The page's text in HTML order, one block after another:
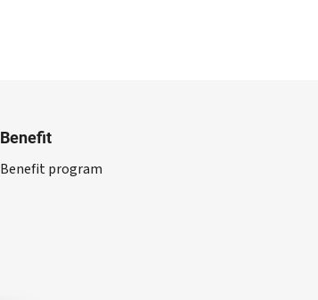
Benefit
Benefit program